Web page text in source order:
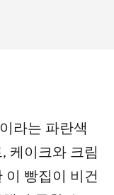
라는 파란색
케이크와 크림
이 빵집이 비건